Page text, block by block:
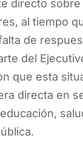
directo
al tiempo
de
del
que esta
directa en